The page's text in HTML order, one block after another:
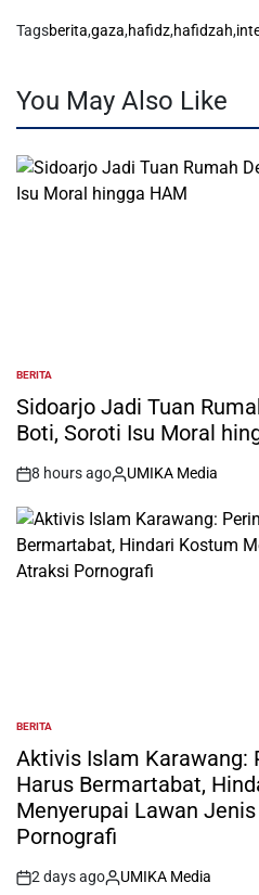
Tagsberita,gaza,hafidz,hafidzah,
You May Also Like
POSTED
IN
BERITA
Sidoarjo Jadi Tuan
Boti, Soroti Isu Moral
on
8 hours ago
Posted
UMIKA Media
POSTED
IN
BERITA
Aktivis Islam Karawang:
Harus Bermartabat,
Menyerupai Lawan
Pornografi
on
2 days ago
Posted
UMIKA Media